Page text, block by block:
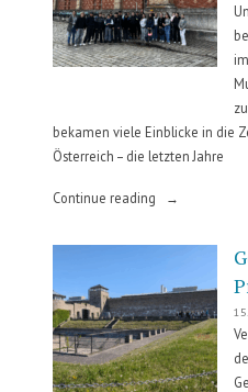
bekamen viele Einblicke in die
Österreich – die letzten Jahre
Continue reading
„HGM
3.